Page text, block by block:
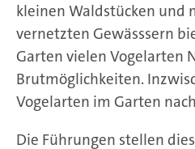
kleinen Waldstücken und
vernetzten Gewässsern
Garten vielen Vogelarten
Brutmöglichkeiten.
Vogelarten im Garten
Die Führungen stellen